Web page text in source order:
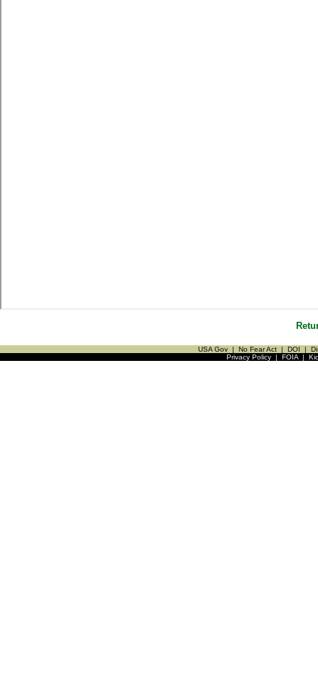
USA Gov | No Fear Act | DOI |
Privacy Policy| FOIA|